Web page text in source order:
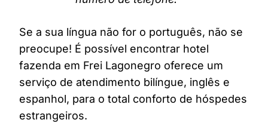
Se a sua língua não for o português, não se
preocupe! É possível encontrar hotel
fazenda em Frei Lagonegro oferece um
serviço de atendimento bilíngue, inglês e
espanhol, para o total conforto de hóspedes
estrangeiros.